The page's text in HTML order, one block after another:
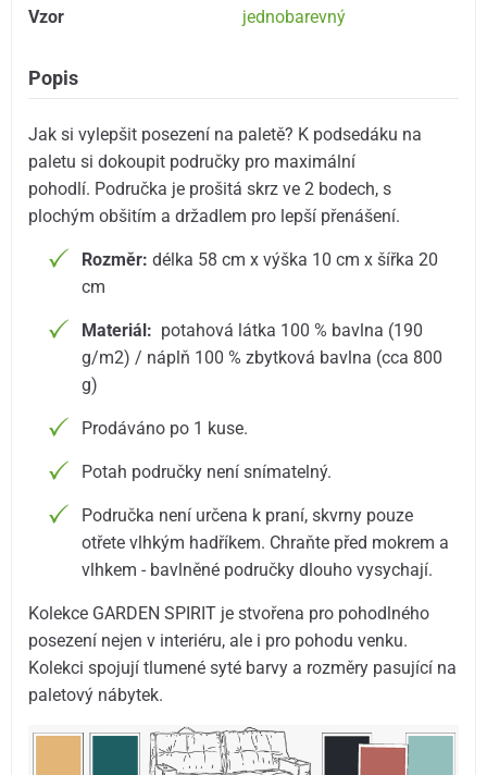
Vzor
jednobarevný
Popis
Jak si vylepšit posezení na paletě? K podsedáku na
paletu si dokoupit područky pro maximální
pohodlí. Područka je prošitá skrz ve 2 bodech, s
plochým obšitím a držadlem pro lepší přenášení.
Rozměr: délka 58 cm x výška 10 cm x šířka 20
cm
Materiál: potahová látka 100 % bavlna (190
g/m2) / náplň 100 % zbytková bavlna (cca 800
g)
Prodáváno po 1 kuse.
Potah područky není snímatelný.
Područka není určena k praní, skvrny pouze
otřete vlhkým hadříkem. Chraňte před mokrem a
vlhkem - bavlněné područky dlouho vysychají.
Kolekce GARDEN SPIRIT je stvořena pro pohodlného
posezení nejen v interiéru, ale i pro pohodu venku.
Kolekci spojují tlumené syté barvy a rozměry pasující na
paletový nábytek.